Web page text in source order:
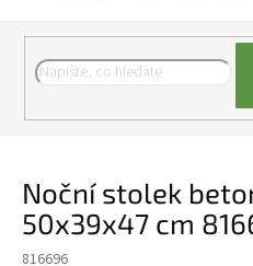
Noční stolek
50x39x47 cm
816696